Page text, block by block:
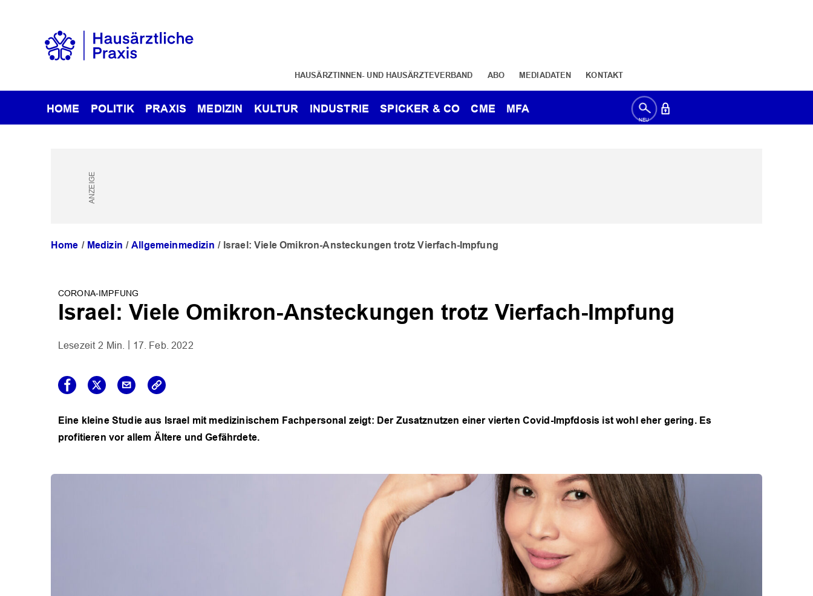
HAUSÄRZTINNEN- UND HAUSÄRZTEVERBAND ABO MEDIADATEN KONTAKT
HOME POLITIK PRAXIS MEDIZIN KULTUR INDUSTRIE SPICKER & CO CME MFA
Home Medizin Allgemeinmedizin Israel: Viele Omikron-Ansteckungen trotz Vierfach-Impfung
CORONA-IMPFUNG
Israel: Viele Omikron-Ansteckungen trotz Vierfach-Impfung
2 Min. 17. Feb. 2022
Eine kleine Studie aus Israel mit medizinischem Fachpersonal zeigt: Der Zusatznutzen einer vierten Covid-Impfdosis ist wohl eher gering. Es
profitieren vor allem Ältere und Gefährdete.